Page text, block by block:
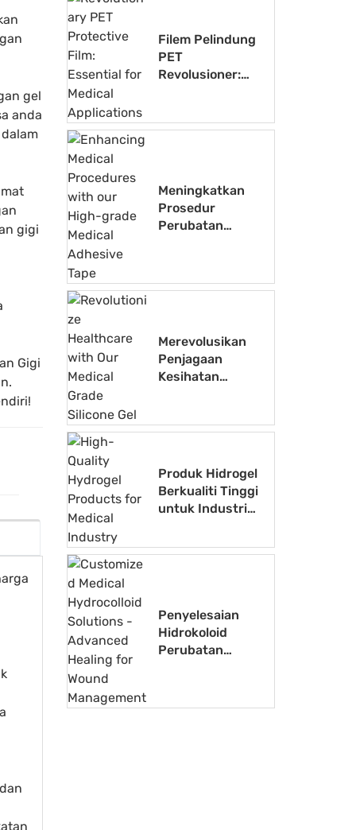
gel
anda
gigi
Gigi
Filem Pelindung
PET
Revolusioner:
Perubatan
Meningkatkan
Prosedur
Perubatan
Tinggi kami
Merevolusikan
Penjagaan
Kesihatan
Perubatan Kami
Produk Hidrogel
Berkualiti Tinggi
untuk Industri
Penyelesaian
Hidrokoloid
Perubatan